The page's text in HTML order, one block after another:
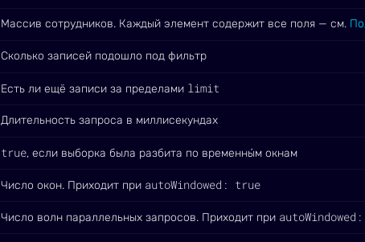
Массив сотрудников. Каждый элемент содержит все поля — см.
Сколько записей подошло под фильтр
Есть ли ещё записи за пределами limit
Длительность запроса в миллисекундах
true, если выборка была разбита по временны́м окнам
Число окон. Приходит при autoWindowed: true
Число волн параллельных запросов. Приходит при